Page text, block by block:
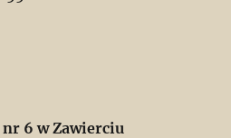
nr 6 w Zawierciu